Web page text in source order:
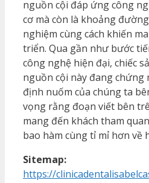
nguồn cội đáp ứng công
cơ mà còn là khoảng
nghiệm cùng cách khiến
triển. Qua gần như bước
công nghệ hiện đại, chiếc
nguồn cội này đang chứng
định nuốm của chúng ta
vọng rằng đoạn viết bên
mang đến khách tham
bao hàm cùng tỉ mỉ hơn về
Sitemap:
https://